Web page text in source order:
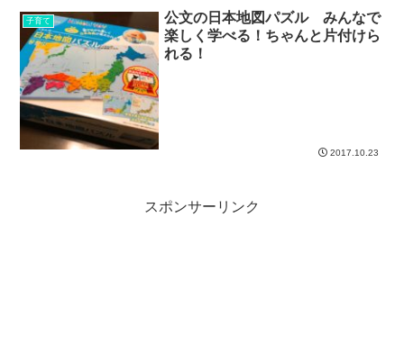
子育て
公文の日本地図パズル みんなで
楽しく学べる！ちゃんと片付けら
れる！
2017.10.23
スポンサーリンク